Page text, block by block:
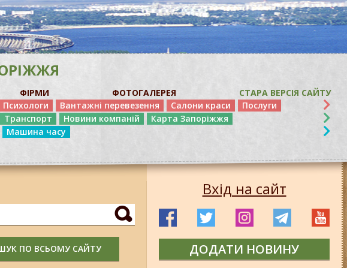
ФІРМИ ФОТОГАЛЕРЕЯ
СТАРА ВЕРСІЯ САЙТУ
Психологи Вантажні перевезення Салони краси
Послуги
Транспорт Новини компаній
Карта Запоріжжя
Машина часу
ПО ВСЬОМУ САЙТУ
Вхід на сайт
ДОДАТИ НОВИНУ